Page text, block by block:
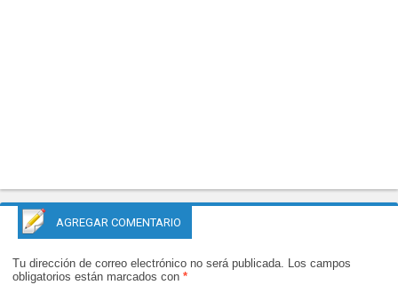
AGREGAR COMENTARIO
Tu dirección de correo electrónico no será publicada. Los campos
obligatorios están marcados con *